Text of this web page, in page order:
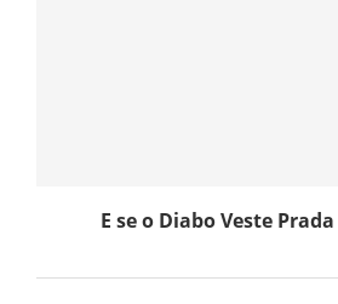
E se o Diabo Veste